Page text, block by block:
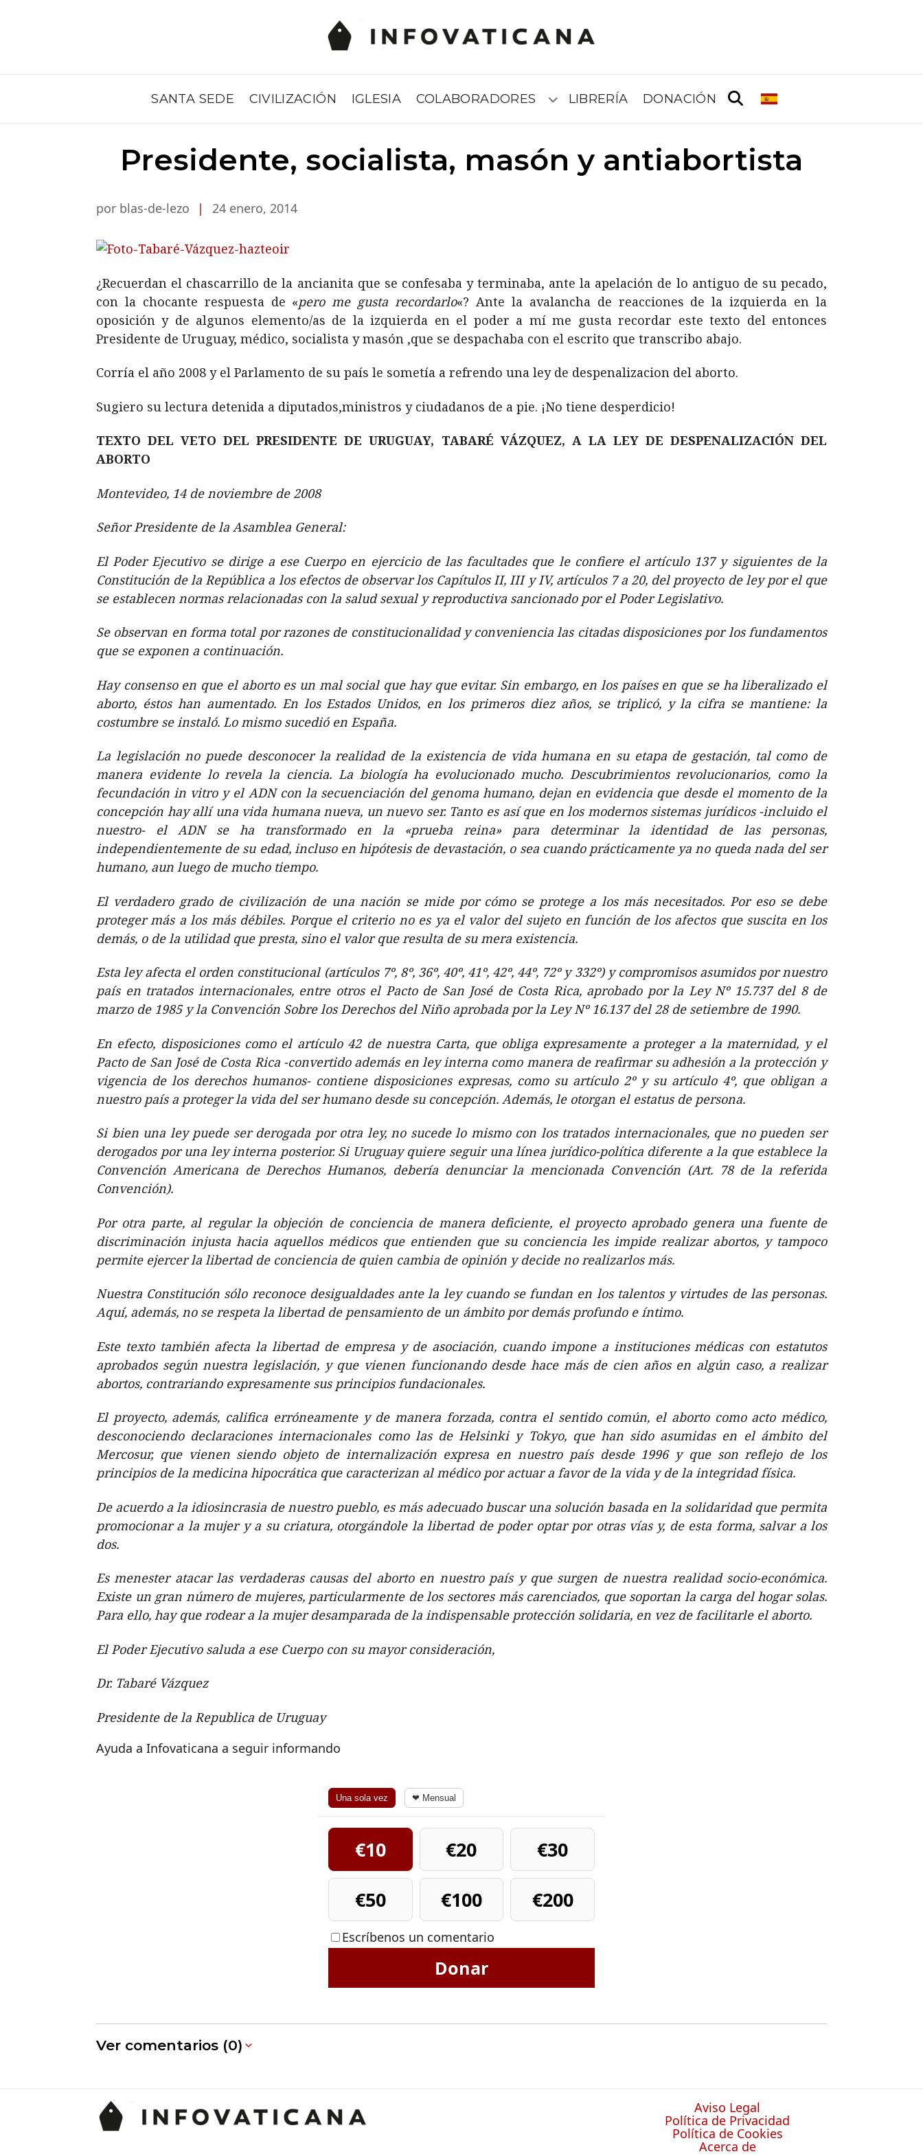
SANTA SEDE CIVILIZACIÓN IGLESIA COLABORADORES Submenú
LIBRERÍA DONACIÓN
Presidente, socialista, masón y antiabortista
por blas-de-lezo | 24 enero, 2014
¿Recuerdan el chascarrillo de la ancianita que se confesaba y terminaba, ante la apelación de lo antiguo de su pecado,
con la chocante respuesta de «pero me gusta recordarlo«? Ante la avalancha de reacciones de la izquierda en la
oposición y de algunos elemento/as de la izquierda en el poder a mí me gusta recordar este texto del entonces
Presidente de Uruguay, médico, socialista y masón ,que se despachaba con el escrito que transcribo abajo.
Corría el año 2008 y el Parlamento de su país le sometía a refrendo una ley de despenalizacion del aborto.
Sugiero su lectura detenida a diputados,ministros y ciudadanos de a pie. ¡No tiene desperdicio!
TEXTO DEL VETO DEL PRESIDENTE DE URUGUAY, TABARÉ VÁZQUEZ, A LA LEY DE DESPENALIZACIÓN DEL
ABORTO
Montevideo, 14 de noviembre de 2008
Señor Presidente de la Asamblea General:
El Poder Ejecutivo se dirige a ese Cuerpo en ejercicio de las facultades que le confiere el artículo 137 y siguientes de la
Constitución de la República a los efectos de observar los Capítulos II, III y IV, artículos 7 a 20, del proyecto de ley por el que
se establecen normas relacionadas con la salud sexual y reproductiva sancionado por el Poder Legislativo.
Se observan en forma total por razones de constitucionalidad y conveniencia las citadas disposiciones por los fundamentos
que se exponen a continuación.
Hay consenso en que el aborto es un mal social que hay que evitar. Sin embargo, en los países en que se ha liberalizado el
aborto, éstos han aumentado. En los Estados Unidos, en los primeros diez años, se triplicó, y la cifra se mantiene: la
costumbre se instaló. Lo mismo sucedió en España.
La legislación no puede desconocer la realidad de la existencia de vida humana en su etapa de gestación, tal como de
manera evidente lo revela la ciencia. La biología ha evolucionado mucho. Descubrimientos revolucionarios, como la
fecundación in vitro y el ADN con la secuenciación del genoma humano, dejan en evidencia que desde el momento de la
concepción hay allí una vida humana nueva, un nuevo ser. Tanto es así que en los modernos sistemas jurídicos -incluido el
nuestro- el ADN se ha transformado en la «prueba reina» para determinar la identidad de las personas,
independientemente de su edad, incluso en hipótesis de devastación, o sea cuando prácticamente ya no queda nada del ser
humano, aun luego de mucho tiempo.
El verdadero grado de civilización de una nación se mide por cómo se protege a los más necesitados. Por eso se debe
proteger más a los más débiles. Porque el criterio no es ya el valor del sujeto en función de los afectos que suscita en los
demás, o de la utilidad que presta, sino el valor que resulta de su mera existencia.
Esta ley afecta el orden constitucional (artículos 7º, 8º, 36º, 40º, 41º, 42º, 44º, 72º y 332º) y compromisos asumidos por nuestro
país en tratados internacionales, entre otros el Pacto de San José de Costa Rica, aprobado por la Ley Nº 15.737 del 8 de
marzo de 1985 y la Convención Sobre los Derechos del Niño aprobada por la Ley Nº 16.137 del 28 de setiembre de 1990.
En efecto, disposiciones como el artículo 42 de nuestra Carta, que obliga expresamente a proteger a la maternidad, y el
Pacto de San José de Costa Rica -convertido además en ley interna como manera de reafirmar su adhesión a la protección y
vigencia de los derechos humanos- contiene disposiciones expresas, como su artículo 2º y su artículo 4º, que obligan a
nuestro país a proteger la vida del ser humano desde su concepción. Además, le otorgan el estatus de persona.
Si bien una ley puede ser derogada por otra ley, no sucede lo mismo con los tratados internacionales, que no pueden ser
derogados por una ley interna posterior. Si Uruguay quiere seguir una línea jurídico-política diferente a la que establece la
Convención Americana de Derechos Humanos, debería denunciar la mencionada Convención (Art. 78 de la referida
Convención).
Por otra parte, al regular la objeción de conciencia de manera deficiente, el proyecto aprobado genera una fuente de
discriminación injusta hacia aquellos médicos que entienden que su conciencia les impide realizar abortos, y tampoco
permite ejercer la libertad de conciencia de quien cambia de opinión y decide no realizarlos más.
Nuestra Constitución sólo reconoce desigualdades ante la ley cuando se fundan en los talentos y virtudes de las personas.
Aquí, además, no se respeta la libertad de pensamiento de un ámbito por demás profundo e íntimo.
Este texto también afecta la libertad de empresa y de asociación, cuando impone a instituciones médicas con estatutos
aprobados según nuestra legislación, y que vienen funcionando desde hace más de cien años en algún caso, a realizar
abortos, contrariando expresamente sus principios fundacionales.
El proyecto, además, califica erróneamente y de manera forzada, contra el sentido común, el aborto como acto médico,
desconociendo declaraciones internacionales como las de Helsinki y Tokyo, que han sido asumidas en el ámbito del
Mercosur, que vienen siendo objeto de internalización expresa en nuestro país desde 1996 y que son reflejo de los
principios de la medicina hipocrática que caracterizan al médico por actuar a favor de la vida y de la integridad física.
De acuerdo a la idiosincrasia de nuestro pueblo, es más adecuado buscar una solución basada en la solidaridad que permita
promocionar a la mujer y a su criatura, otorgándole la libertad de poder optar por otras vías y, de esta forma, salvar a los
dos.
Es menester atacar las verdaderas causas del aborto en nuestro país y que surgen de nuestra realidad socio-económica.
Existe un gran número de mujeres, particularmente de los sectores más carenciados, que soportan la carga del hogar solas.
Para ello, hay que rodear a la mujer desamparada de la indispensable protección solidaria, en vez de facilitarle el aborto.
El Poder Ejecutivo saluda a ese Cuerpo con su mayor consideración,
Dr. Tabaré Vázquez
Presidente de la Republica de Uruguay
Ayuda a Infovaticana a seguir informando
Una sola vez ❤ Mensual
€10 €20
€30
€50
€100 €200
Escríbenos un comentario
Donar
Ver comentarios (0)
Aviso Legal
Política de Privacidad
Política de Cookies
Acerca de